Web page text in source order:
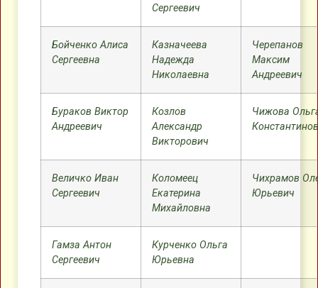
Сергеевич
Бойченко Алиса
Сергеевна
Казначеева
Надежда
Николаевна
Черепанов
Максим
Андреевич
Бураков Виктор
Андреевич
Козлов
Александр
Викторович
Чижова
Величко Иван
Сергеевич
Коломеец
Екатерина
Михайловна
Чихрамов
Юрьевич
Гамза Антон
Сергеевич
Курченко Ольга
Юрьевна